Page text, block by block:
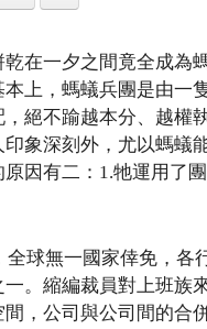
在一夕之間竟全成為
上，螞蟻兵團是由一
絕不踰越本分、越權
象深刻外，尤以螞蟻
因有二：1.牠運用了
球無一國家倖免，
。縮編裁員對上班族
，公司與公司間的合